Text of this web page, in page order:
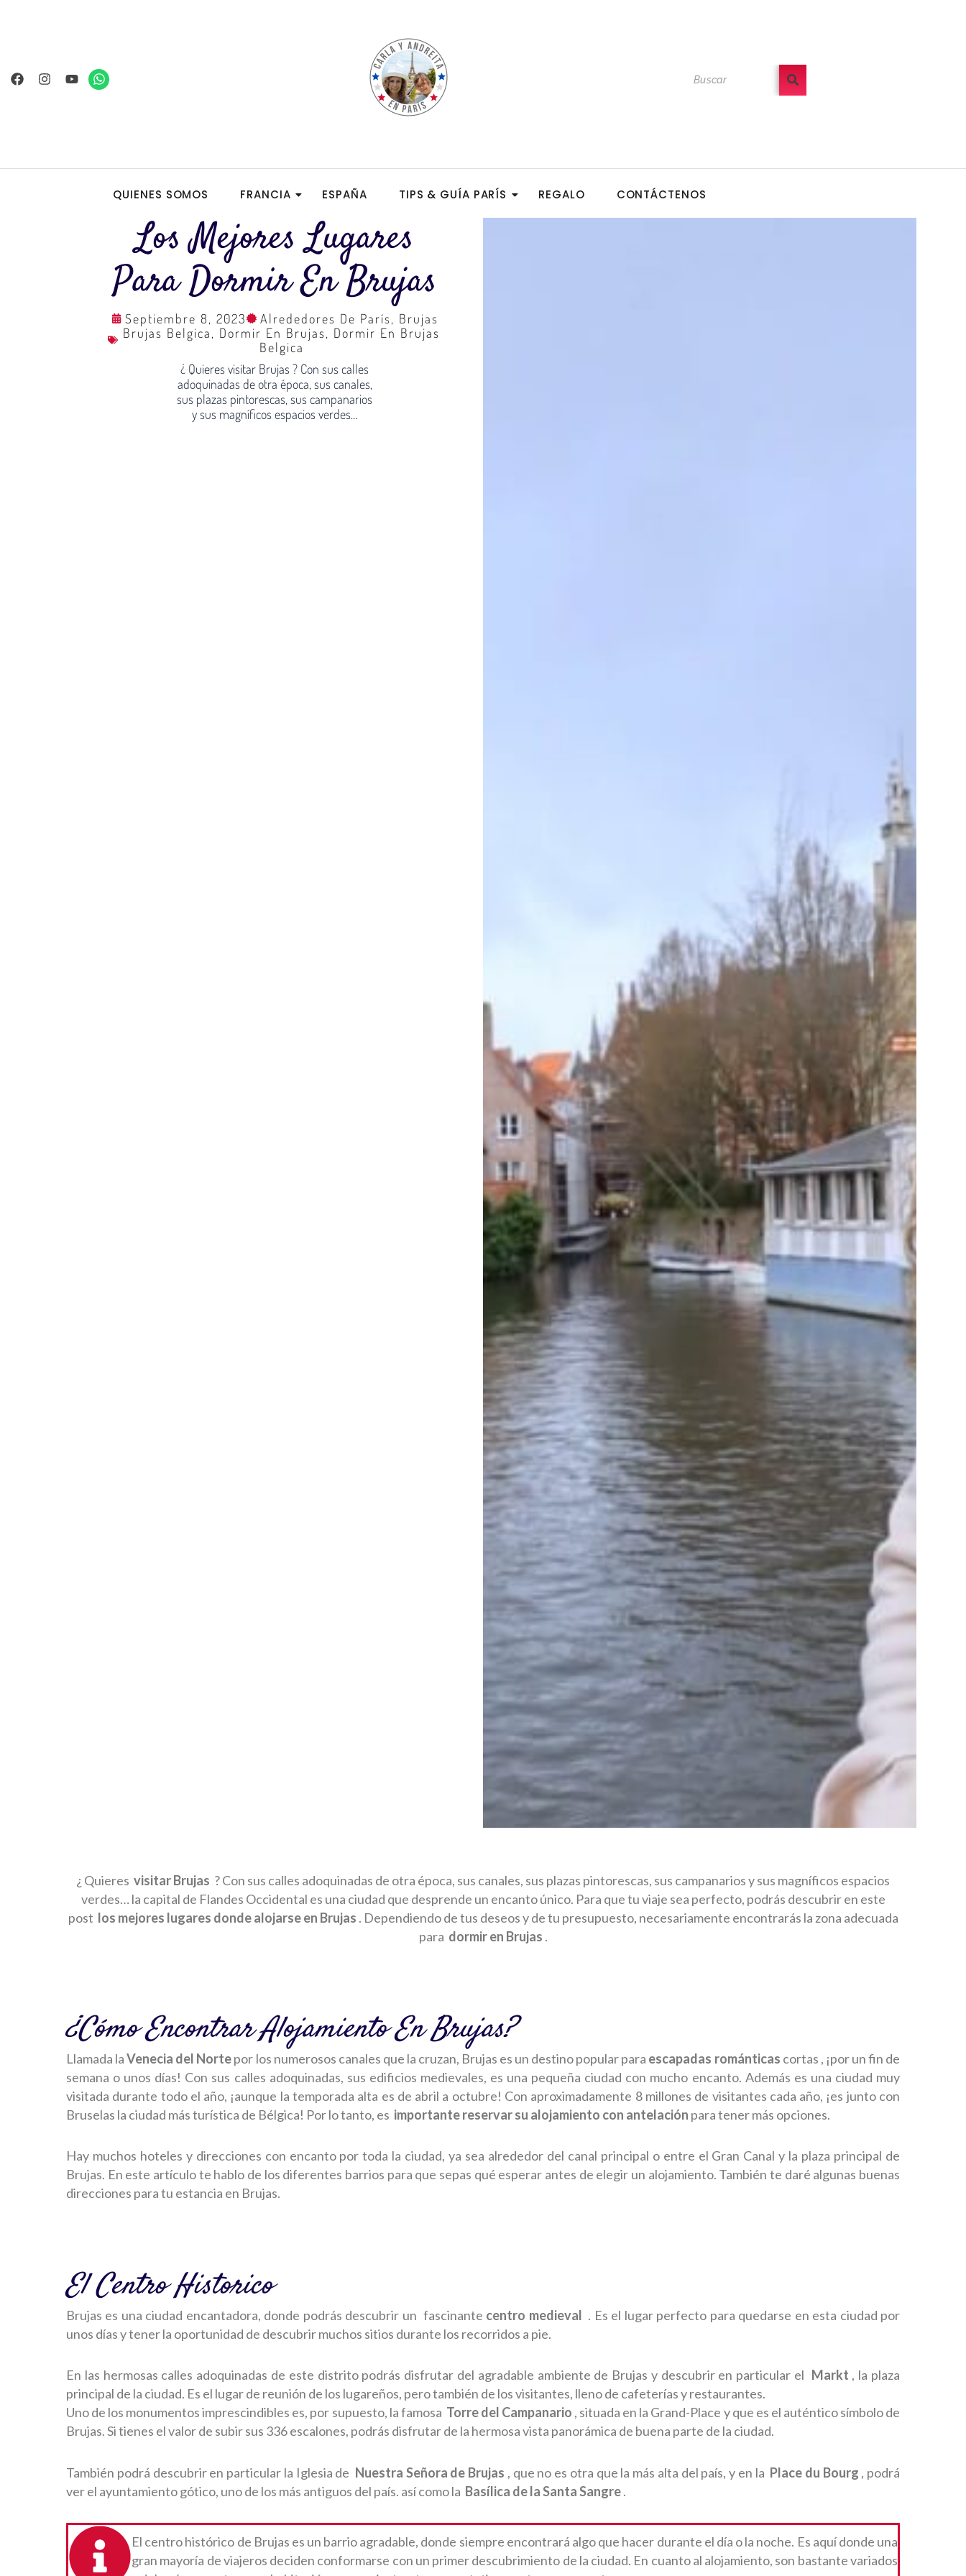
FacebookInstagram
YoutubeWhatsapp
QUIENES SOMOS FRANCIA ESPAÑA TIPS & GUÍA PARÍS REGALO CONTÁCTENOS
Los Mejores Lugares
Para Dormir En Brujas
Septiembre 8, 2023 Alrededores De París, Brujas
Brujas Belgica, Dormir En Brujas, Dormir En Brujas
Belgica
¿ Quieres visitar Brujas ? Con sus calles
adoquinadas de otra época, sus canales,
sus plazas pintorescas, sus campanarios
y sus magníficos espacios verdes…
¿ Quieres visitar Brujas ? Con sus calles adoquinadas de otra época, sus canales, sus plazas pintorescas, sus campanarios y sus magníficos espacios
verdes… la capital de Flandes Occidental es una ciudad que desprende un encanto único. Para que tu viaje sea perfecto, podrás descubrir en este
post los mejores lugares donde alojarse en Brujas . Dependiendo de tus deseos y de tu presupuesto, necesariamente encontrarás la zona adecuada
para dormir en Brujas .
¿Cómo Encontrar Alojamiento En Brujas?
Llamada laVenecia del Nortepor los numerosos canales que la cruzan, Brujas es un destino popular para escapadas románticas cortas , ¡por un fin de
semana o unos días! Con sus calles adoquinadas, sus edificios medievales, es una pequeña ciudad con mucho encanto. Además es una ciudad muy
visitada durante todo el año, ¡aunque la temporada alta es de abril a octubre! Con aproximadamente 8 millones de visitantes cada año, ¡es junto con
Bruselas la ciudad más turística de Bélgica! Por lo tanto, es importante reservar su alojamiento con antelación para tener más opciones.
Hay muchos hoteles y direcciones con encanto por toda la ciudad, ya sea alrededor del canal principal o entre el Gran Canal y la plaza principal de
Brujas. En este artículo te hablo de los diferentes barrios para que sepas qué esperar antes de elegir un alojamiento. También te daré algunas buenas
direcciones para tu estancia en Brujas.
El Centro Historico
Brujas es una ciudad encantadora, donde podrás descubrir un fascinante centro medieval . Es el lugar perfecto para quedarse en esta ciudad por
unos días y tener la oportunidad de descubrir muchos sitios durante los recorridos a pie.
En las hermosas calles adoquinadas de este distrito podrás disfrutar del agradable ambiente de Brujas y descubrir en particular el Markt , la plaza
principal de la ciudad. Es el lugar de reunión de los lugareños, pero también de los visitantes, lleno de cafeterías y restaurantes.
Uno de los monumentos imprescindibles es, por supuesto, la famosa Torre del Campanario , situada en la Grand-Place y que es el auténtico símbolo de
Brujas. Si tienes el valor de subir sus 336 escalones, podrás disfrutar de la hermosa vista panorámica de buena parte de la ciudad.
También podrá descubrir en particular la Iglesia de Nuestra Señora de Brujas , que no es otra que la más alta del país, y en la Place du Bourg , podrá
ver el ayuntamiento gótico, uno de los más antiguos del país. así como la Basílica de la Santa Sangre.
El centro histórico de Brujas es un barrio agradable, donde siempre encontrará algo que hacer durante el día o la noche. Es aquí donde una
gran mayoría de viajeros deciden conformarse con un primer descubrimiento de la ciudad. En cuanto al alojamiento, son bastante variados